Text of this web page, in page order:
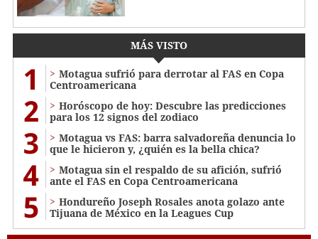
MÁS VISTO
1
Motagua sufrió para derrotar al FAS en Copa
Centroamericana
2
Horóscopo de hoy: Descubre las predicciones
para los 12 signos del zodiaco
3
Motagua vs FAS: barra salvadoreña denuncia lo
que le hicieron y, ¿quién es la bella chica?
4
Motagua sin el respaldo de su afición, sufrió
ante el FAS en Copa Centroamericana
5
Hondureño Joseph Rosales anota golazo ante
Tijuana de México en la Leagues Cup